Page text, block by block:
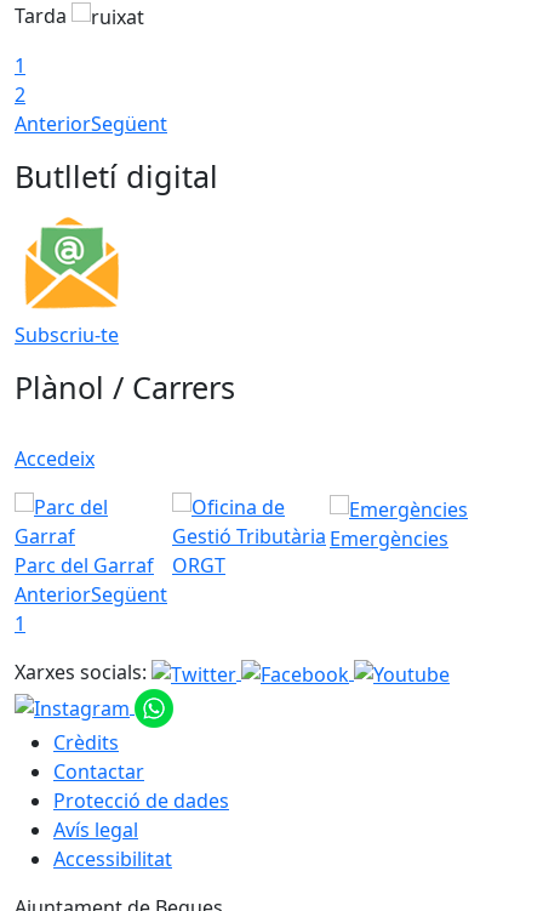
Tarda
1
2
AnteriorSegüent
Butlletí digital
Subscriu-te
Plànol / Carrers
Accedeix
Parc del Garraf ORGT
Emergències
AnteriorSegüent
1
Xarxes socials:
Crèdits
Contactar
Protecció de dades
Avís legal
Accessibilitat